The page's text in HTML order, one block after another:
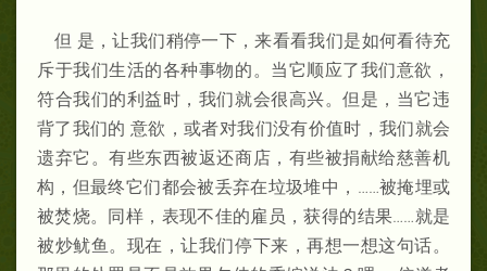
但 是，让我们稍停一下，来看看我们是如何看待充
斥于我们生活的各种事物的。当它顺应了我们意欲，
符合我们的利益时，我们就会很高兴。但是，当它违
背了我们的 意欲，或者对我们没有价值时，我们就会
遗弃它。有些东西被返还商店，有些被捐献给慈善机
构，但最终它们都会被丢弃在垃圾堆中，……被掩埋或
被焚烧。同样，表现不佳的雇员，获得的结果……就是
被炒鱿鱼。现在，让我们停下来，再想一想这句话。